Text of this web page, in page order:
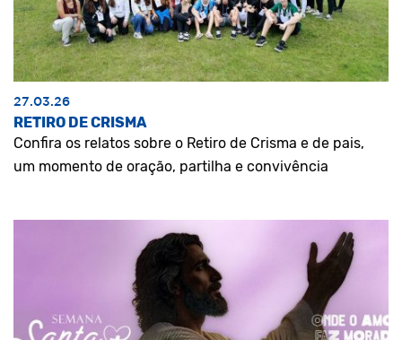
27.03.26
RETIRO DE CRISMA
Confira os relatos sobre o Retiro de Crisma e de pais,
um momento de oração, partilha e convivência